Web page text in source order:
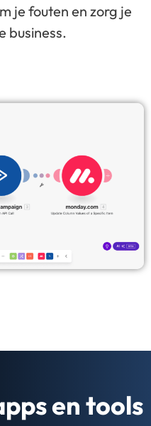
je fouten en zorg je
business.
en tools